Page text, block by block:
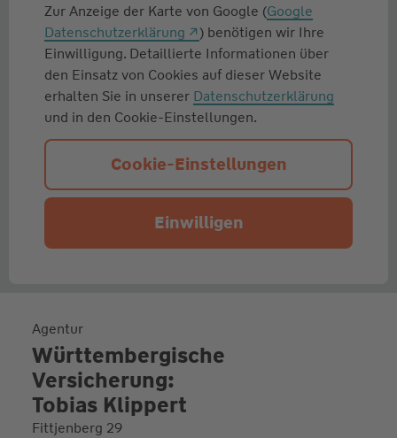
Zur Anzeige der Karte von Google (Google
Datenschutzerklärung
) benötigen wir Ihre
Einwilligung. Detaillierte Informationen über
den Einsatz von Cookies auf dieser Website
erhalten Sie in unserer Datenschutzerklärung
und in den Cookie-Einstellungen.
Cookie-Einstellungen
Einwilligen
Agentur
Württembergische
Versicherung:
Tobias Klippert
Fittjenberg 29